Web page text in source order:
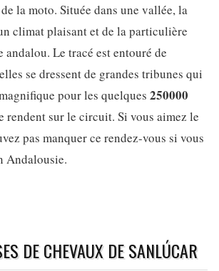
la moto. Située dans une vallée, la
climat plaisant et de la particulière
andalou. Le tracé est entouré de
se dressent de grandes tribunes qui
pour les quelques 250000
rendent sur le circuit. Si vous aimez le
pas manquer ce rendez-vous si vous
Andalousie.
DE CHEVAUX DE SANLÚCAR